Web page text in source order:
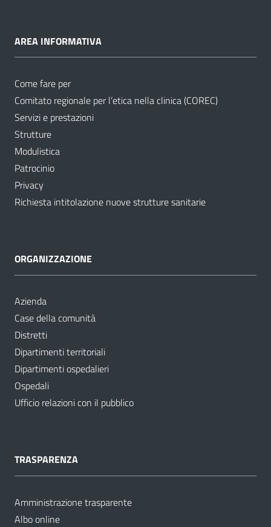
AREA INFORMATIVA
Come fare per
Comitato regionale per l’etica nella clinica (COREC)
Servizi e prestazioni
Strutture
Modulistica
Patrocinio
Privacy
Richiesta intitolazione nuove strutture sanitarie
ORGANIZZAZIONE
Azienda
Case della comunità
Distretti
Dipartimenti territoriali
Dipartimenti ospedalieri
Ospedali
Ufficio relazioni con il pubblico
TRASPARENZA
Amministrazione trasparente
Albo online